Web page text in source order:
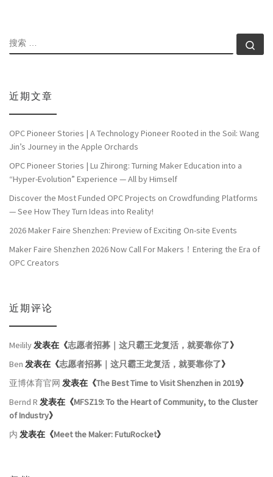
搜索
近期文章
OPC Pioneer Stories | A Technology Pioneer Rooted in the Soil: Wang
Jin’s Journey in the Apple Orchards
OPC Pioneer Stories | Lu Zhirong: Turning Maker Education into a
“Hyper-Evolution” Experience — All by Himself
Discover the Most Funded OPC Projects on Crowdfunding Platforms
— See How They Turn Ideas into Reality!
2026 Maker Faire Shenzhen: Preview of Exciting On-site Events
Maker Faire Shenzhen 2026 Now Call For Makers！Entering the Era of
OPC Creators
近期评论
Meilily发表在《志愿者招募｜这只霸王龙复活，就要靠你了》
Ben 发表在《志愿者招募｜这只霸王龙复活，就要靠你了》
亚博体育官网 发表在《The Best Time to Visit Shenzhen in 2019》
Bernd R 发表在《MFSZ19: To the Heart of Community, to the Cluster
of Industry》
内 发表在《Meet the Maker: FutuRocket》